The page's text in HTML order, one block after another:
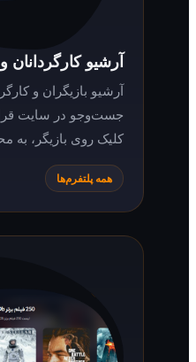
آرشیو کارگردانان و بازیگران
آرشیو بازیگران و کارگردانان با
جست‌وجو در سایت قرار دارد؛ در
کلیک روی بازیگر، به محتوای او
همه پلتفرم‌ها